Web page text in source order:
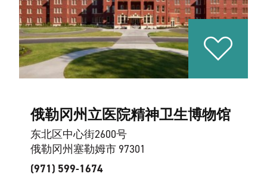
俄勒冈州立医院精神卫生博物馆
东北区中心街2600号
俄勒冈州塞勒姆市 97301
(971) 599-1674